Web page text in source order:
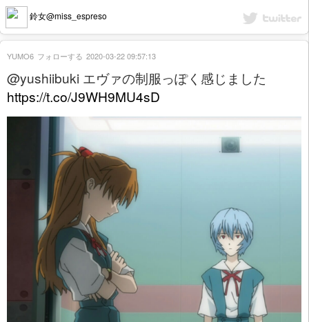
鈴女@miss_espreso
@yushiibuki エヴァの制服っぽく感じました
https://t.co/J9WH9MU4sD
YUMO6 フォローする 2020-03-22 09:57:13